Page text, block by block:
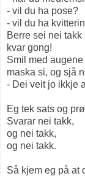
- vil du ha pose?
- vil du ha
Berre sei nei takk
kvar gong!
Smil med
maska si, og sjå
- Dei veit jo ikkje
Eg tek sats og
Svarar nei takk,
og nei takk,
og nei takk.
Så kjem eg på at